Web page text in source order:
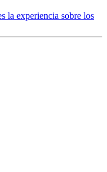
la experiencia sobre los